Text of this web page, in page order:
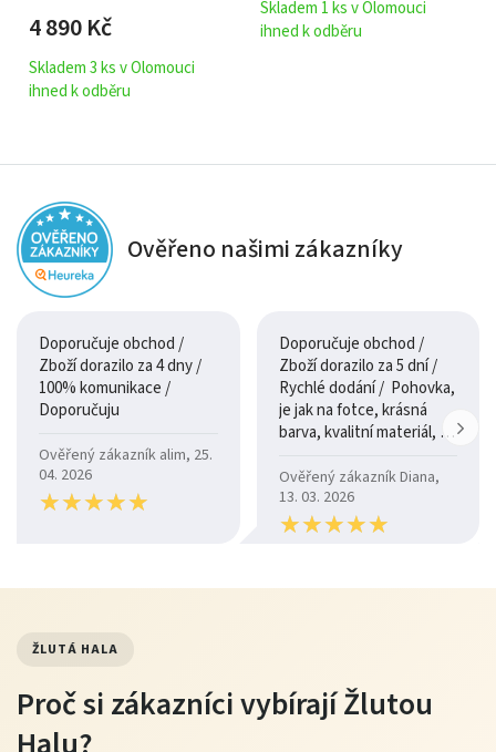
4 890Kč
Skladem 3 ks v Olomouci
ihned k odběru
Skladem 1 ks v Olomouci
ihned k odběru
Ověřeno našimi zákazníky
Doporučuje obchod /
Zboží dorazilo za 4 dny /
100% komunikace /
Doporučuju
Ověřený zákazník alim, 25.
04. 2026
★★★★★
★★★★★
Doporučuje obchod /
Zboží dorazilo za 5 dní /
Rychlé dodání / Pohovka,
je jak na fotce, krásná
barva, kvalitní materiál, a
Ověřený zákazník Diana,
13. 03. 2026
★★★★★
★★★★★
ŽLUTÁ HALA
Proč si zákazníci vybírají Žlutou